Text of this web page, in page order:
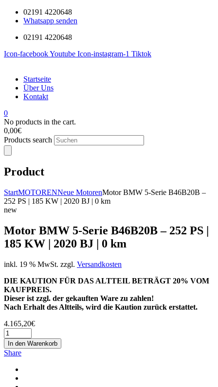
02191 4220648
Whatsapp senden
02191 4220648
Icon-facebookYoutube Icon-instagram-1 Tiktok
Startseite
Über Uns
Kontakt
0
No products in the cart.
0,00€
Products search
Product
StartMOTORENNeue MotorenMotor BMW 5-Serie B46B20B –
252 PS | 185 KW | 2020 BJ | 0 km
new
Motor BMW 5-Serie B46B20B – 252 PS |
185 KW | 2020 BJ | 0 km
inkl. 19 % MwSt. zzgl. Versandkosten
DIE KAUTION FÜR DAS ALTTEIL BETRÄGT 20% VOM
KAUFPREIS.
Dieser ist zzgl. der gekauften Ware zu zahlen!
Nach Erhalt des Altteils, wird die Kaution zurück erstattet.
4.165,20€
In den Warenkorb
Share